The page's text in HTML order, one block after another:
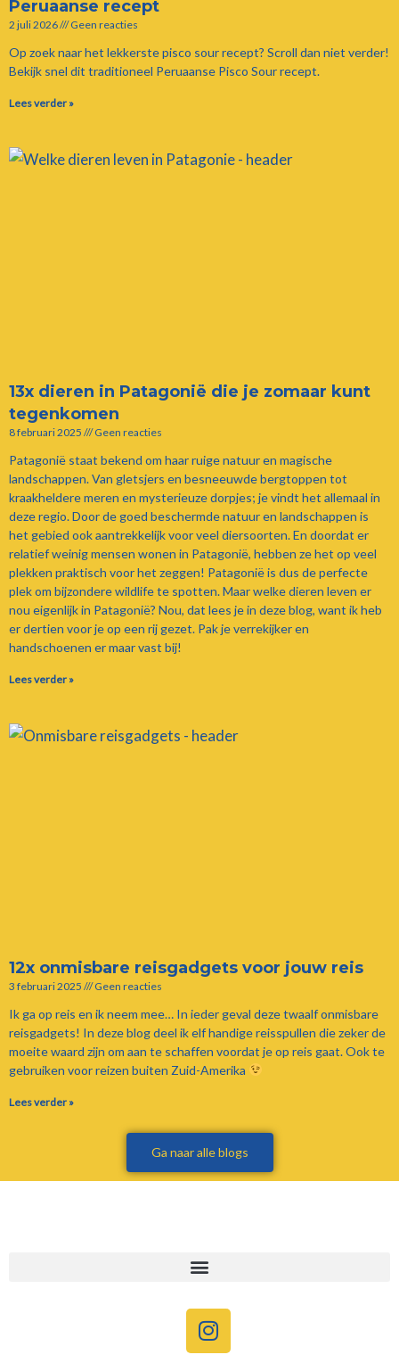
Peruaanse recept
2 juli 2026 Geen reacties
Op zoek naar het lekkerste pisco sour recept? Scroll dan niet verder!
Bekijk snel dit traditioneel Peruaanse Pisco Sour recept.
Lees verder »
13x dieren in Patagonië die je zomaar kunt
tegenkomen
8 februari 2025 Geen reacties
Patagonië staat bekend om haar ruige natuur en magische
landschappen. Van gletsjers en besneeuwde bergtoppen tot
kraakheldere meren en mysterieuze dorpjes; je vindt het allemaal in
deze regio. Door de goed beschermde natuur en landschappen is
het gebied ook aantrekkelijk voor veel diersoorten. En doordat er
relatief weinig mensen wonen in Patagonië, hebben ze het op veel
plekken praktisch voor het zeggen! Patagonië is dus de perfecte
plek om bijzondere wildlife te spotten. Maar welke dieren leven er
nou eigenlijk in Patagonië? Nou, dat lees je in deze blog, want ik heb
er dertien voor je op een rij gezet. Pak je verrekijker en
handschoenen er maar vast bij!
Lees verder »
12x onmisbare reisgadgets voor jouw reis
3 februari 2025 Geen reacties
Ik ga op reis en ik neem mee… In ieder geval deze twaalf onmisbare
reisgadgets! In deze blog deel ik elf handige reisspullen die zeker de
moeite waard zijn om aan te schaffen voordat je op reis gaat. Ook te
gebruiken voor reizen buiten Zuid-Amerika
Lees verder »
Ga naar alle blogs
I
n